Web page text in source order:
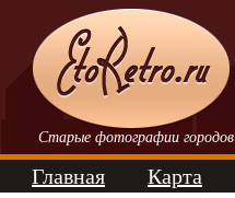
Старые фотографии городов
Главная Карта